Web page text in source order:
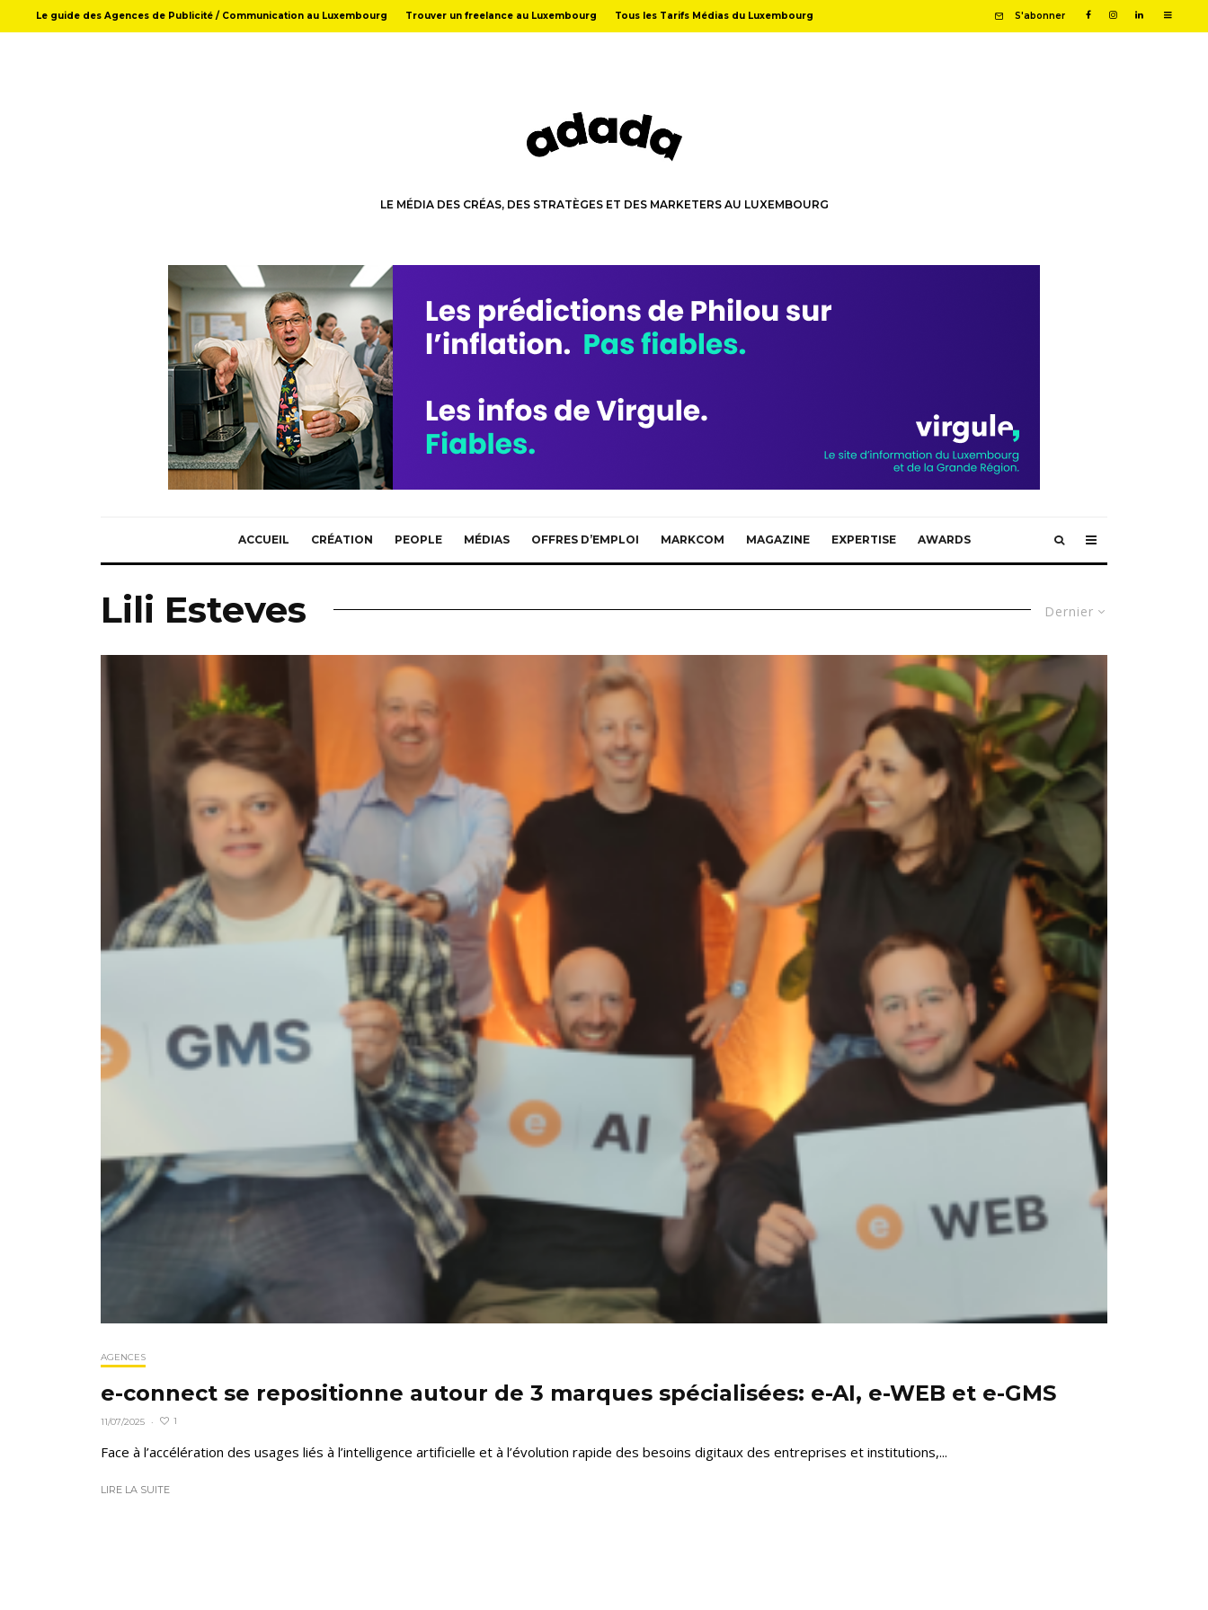
Le guide des Agences de Publicité / Communication au Luxembourg Trouver un freelance au Luxembourg Tous les Tarifs Médias du Luxembourg S'abonner
LE MÉDIA DES CRÉAS, DES STRATÈGES ET DES MARKETERS AU LUXEMBOURG
ACCUEIL CRÉATION PEOPLE MÉDIAS OFFRES D’EMPLOI MARKCOM MAGAZINE EXPERTISE AWARDS
Dernier
Lili Esteves
AGENCES
e-connect se repositionne autour de 3 marques spécialisées: e-AI, e-WEB et e-GMS
11/07/2025 · 1
Face à l’accélération des usages liés à l’intelligence artificielle et à l’évolution rapide des besoins digitaux des entreprises et institutions,...
LIRE LA SUITE